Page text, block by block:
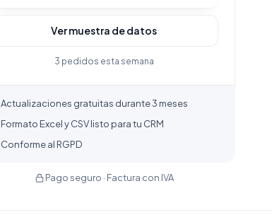
Ver muestra de datos
3 pedidos esta semana
Actualizaciones gratuitas durante 3 meses
Formato Excel y CSV listo para tu CRM
Conforme al RGPD
Pago seguro · Factura con IVA